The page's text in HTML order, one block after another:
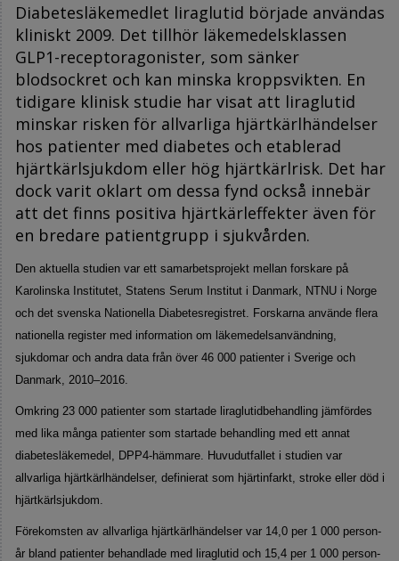
Diabetesläkemedlet liraglutid började användas
kliniskt 2009. Det tillhör läkemedelsklassen
GLP1-receptoragonister, som sänker
blodsockret och kan minska kroppsvikten. En
tidigare klinisk studie har visat att liraglutid
minskar risken för allvarliga hjärtkärlhändelser
hos patienter med diabetes och etablerad
hjärtkärlsjukdom eller hög hjärtkärlrisk. Det har
dock varit oklart om dessa fynd också innebär
att det finns positiva hjärtkärleffekter även för
en bredare patientgrupp i sjukvården.
Den aktuella studien var ett samarbetsprojekt mellan forskare på
Karolinska Institutet, Statens Serum Institut i Danmark, NTNU i Norge
och det svenska Nationella Diabetesregistret. Forskarna använde flera
nationella register med information om läkemedelsanvändning,
sjukdomar och andra data från över 46 000 patienter i Sverige och
Danmark, 2010–2016.
Omkring 23 000 patienter som startade liraglutidbehandling jämfördes
med lika många patienter som startade behandling med ett annat
diabetesläkemedel, DPP4-hämmare. Huvudutfallet i studien var
allvarliga hjärtkärlhändelser, definierat som hjärtinfarkt, stroke eller död i
hjärtkärlsjukdom.
Förekomsten av allvarliga hjärtkärlhändelser var 14,0 per 1 000 person-
år bland patienter behandlade med liraglutid och 15,4 per 1 000 person-